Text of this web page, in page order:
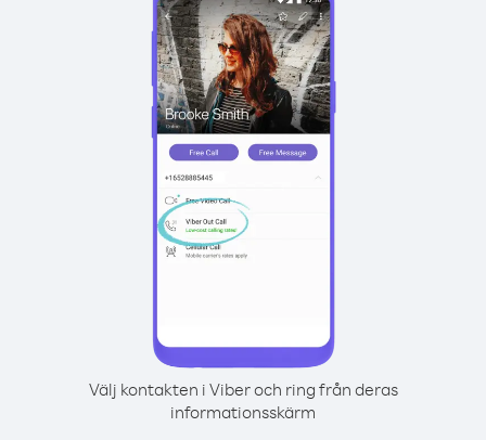
Välj kontakten i Viber och ring från deras
informationsskärm